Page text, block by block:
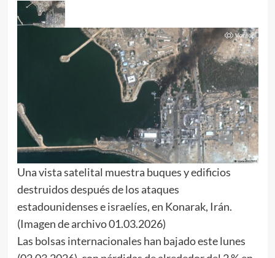
Una vista satelital muestra buques y edificios
destruidos después de los ataques
estadounidenses e israelíes, en Konarak, Irán.
(Imagen de archivo 01.03.2026)
Las bolsas internacionales han bajado este lunes